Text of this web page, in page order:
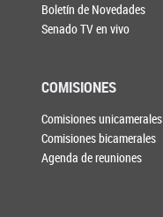
Boletín de Novedades
Senado TV en vivo
COMISIONES
Comisiones unicamerales
Comisiones bicamerales
Agenda de reuniones